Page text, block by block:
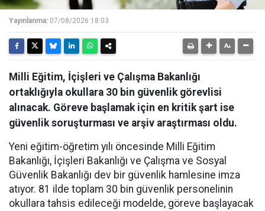
Yayınlanma: 07/08/2026 18:03
Milli Eğitim, İçişleri ve Çalışma Bakanlığı
ortaklığıyla okullara 30 bin güvenlik görevlisi
alınacak. Göreve başlamak için en kritik şart ise
güvenlik soruşturması ve arşiv araştırması oldu.
Yeni eğitim-öğretim yılı öncesinde Milli Eğitim
Bakanlığı, İçişleri Bakanlığı ve Çalışma ve Sosyal
Güvenlik Bakanlığı dev bir güvenlik hamlesine imza
atıyor. 81 ilde toplam 30 bin güvenlik personelinin
okullara tahsis edileceği modelde, göreve başlayacak